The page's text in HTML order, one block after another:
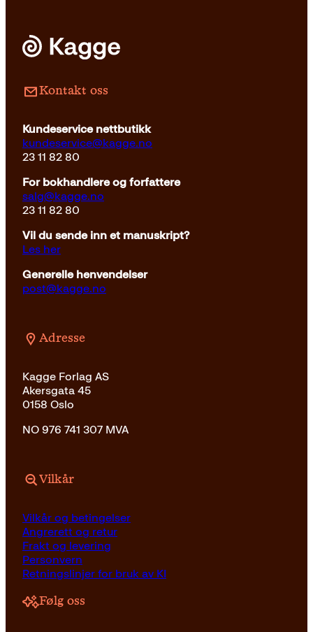
Kontakt oss
Kundeservice nettbutikk
kundeservice@kagge.no
23 11 82 80
For bokhandlere og forfattere
salg@kagge.no
23 11 82 80
Vil du sende inn et manuskript?
Les her
Generelle henvendelser
post@kagge.no
Adresse
Kagge Forlag AS
Akersgata 45
0158 Oslo
NO 976 741 307 MVA
Vilkår
Vilkår og betingelser
Angrerett og retur
Frakt og levering
Personvern
Retningslinjer for bruk av KI
Følg oss